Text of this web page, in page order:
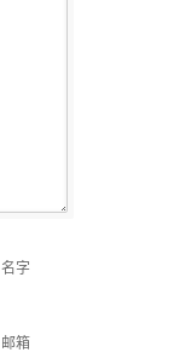
名字
邮箱